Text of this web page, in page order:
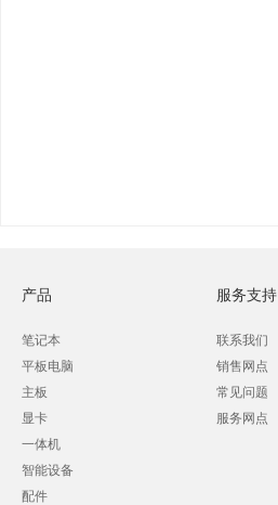
产品
笔记本
平板电脑
主板
显卡
一体机
智能设备
配件
服务支持
联系我们
销售网点
常见问题
服务网点